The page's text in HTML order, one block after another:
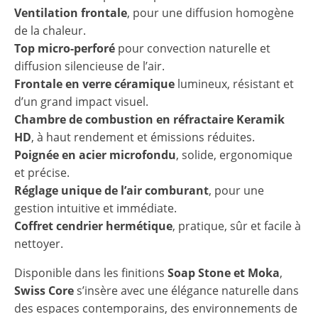
Ventilation frontale, pour une diffusion homogène
de la chaleur.
Top micro-perforé pour convection naturelle et
diffusion silencieuse de l’air.
Frontale en verre céramique lumineux, résistant et
d’un grand impact visuel.
Chambre de combustion en réfractaire Keramik
HD, à haut rendement et émissions réduites.
Poignée en acier microfondu, solide, ergonomique
et précise.
Réglage unique de l’air comburant, pour une
gestion intuitive et immédiate.
Coffret cendrier hermétique, pratique, sûr et facile à
nettoyer.
Disponible dans les finitions Soap Stone et Moka,
Swiss Cores’insère avec une élégance naturelle dans
des espaces contemporains, des environnements de